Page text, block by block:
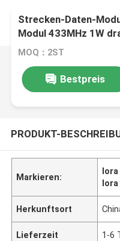
Strecken-Daten-
Modul 433MHz 1W
SX1278
MOQ：2ST
Bestpreis
PRODUKT-
Markieren:
Herkunftsort
Lieferzeit 1-6